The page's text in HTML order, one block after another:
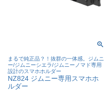
まるで純正品？！抜群の一体感。ジムニ
ー/ジムニーシエラ/ジムニーノマド専用
設計のスマホホルダー
NZ824 ジムニー専用スマホホ
ルダー